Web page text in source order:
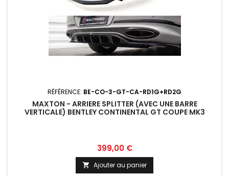
RÉFÉRENCE: BE-CO-3-GT-CA-RD1G+RD2G
MAXTON - ARRIERE SPLITTER (AVEC UNE BARRE
VERTICALE) BENTLEY CONTINENTAL GT COUPE MK3
Prix
399,00 €
 Ajouter au panier